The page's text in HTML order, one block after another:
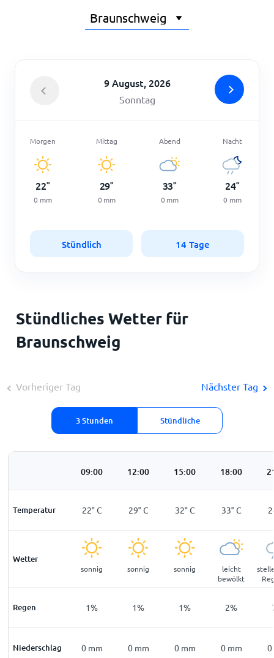
9 August, 2026
Sonntag
Morgen
22°
0 mm
Mittag
29°
0 mm
Abend
33°
0 mm
Nacht
24°
0 mm
Stündlich 14 Tage
Stündliches Wetter für
Braunschweig
Vorheriger Tag
3 Stunden Stündliche
Nächster Tag
09:00 12:00 15:00 18:00
Temperatur
15°C 22°C 29°C 32°C 33°C
Wetter
sonnig sonnig sonnig
leicht
bewölkt
Regen 1% 1% 1% 2%
Niederschlag
0mm 0 mm 0 mm 0 mm 0 mm 0